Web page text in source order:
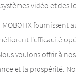
vidéo et des
fournissent
l'efficacité
voulons offrir à
et la prospérité.